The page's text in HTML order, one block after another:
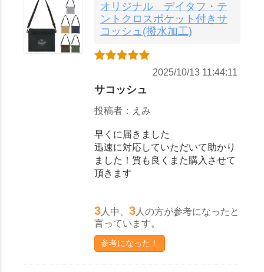
オリジナル デイタフ・テ
ントクロスポケット付きサ
コッシュ(撥水加工)
2025/10/13 11:44:11
サコッシュ
投稿者：えみ
早くに届きました
迅速に対応していただいて助かり
ました！質も良くまた購入させて
頂きます
3 人中、 3 人の方が参考になったと
言っています。
参考になった！